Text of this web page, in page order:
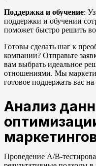
Поддержка и обучение:
поддержки и обучении
поможет быстро решить
Готовы сделать шаг к
компании? Отправьте
вам выбрать идеальное
отношениями. Мы
готовое поддержать вас
Анализ
Проведение A/B-